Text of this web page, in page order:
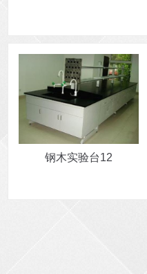
钢木实验台12